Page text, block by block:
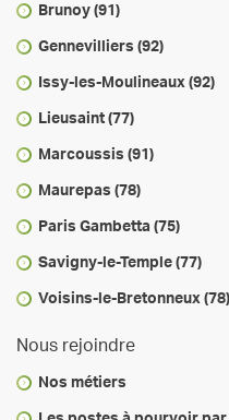
Brunoy (91)
Gennevilliers (92)
Issy-les-Moulineaux (92)
Lieusaint (77)
Marcoussis (91)
Maurepas (78)
Paris Gambetta (75)
Savigny-le-Temple (77)
Voisins-le-Bretonneux (78)
Nous rejoindre
Nos métiers